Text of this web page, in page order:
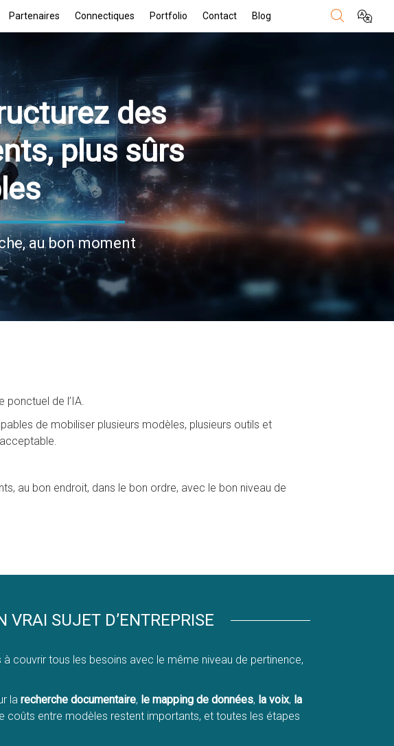
Partenaires Connectiques Portfolio Contact Blog
des
plus sûrs
au bon moment
ponctuel de l’IA.
de mobiliser plusieurs modèles, plusieurs outils et
au bon endroit, dans le bon ordre, avec le bon niveau de
VRAI SUJET D’ENTREPRISE
couvrir tous les besoins avec le même niveau de pertinence,
la recherche documentaire, le mapping de données, la voix, la
coûts entre modèles restent importants, et toutes les étapes